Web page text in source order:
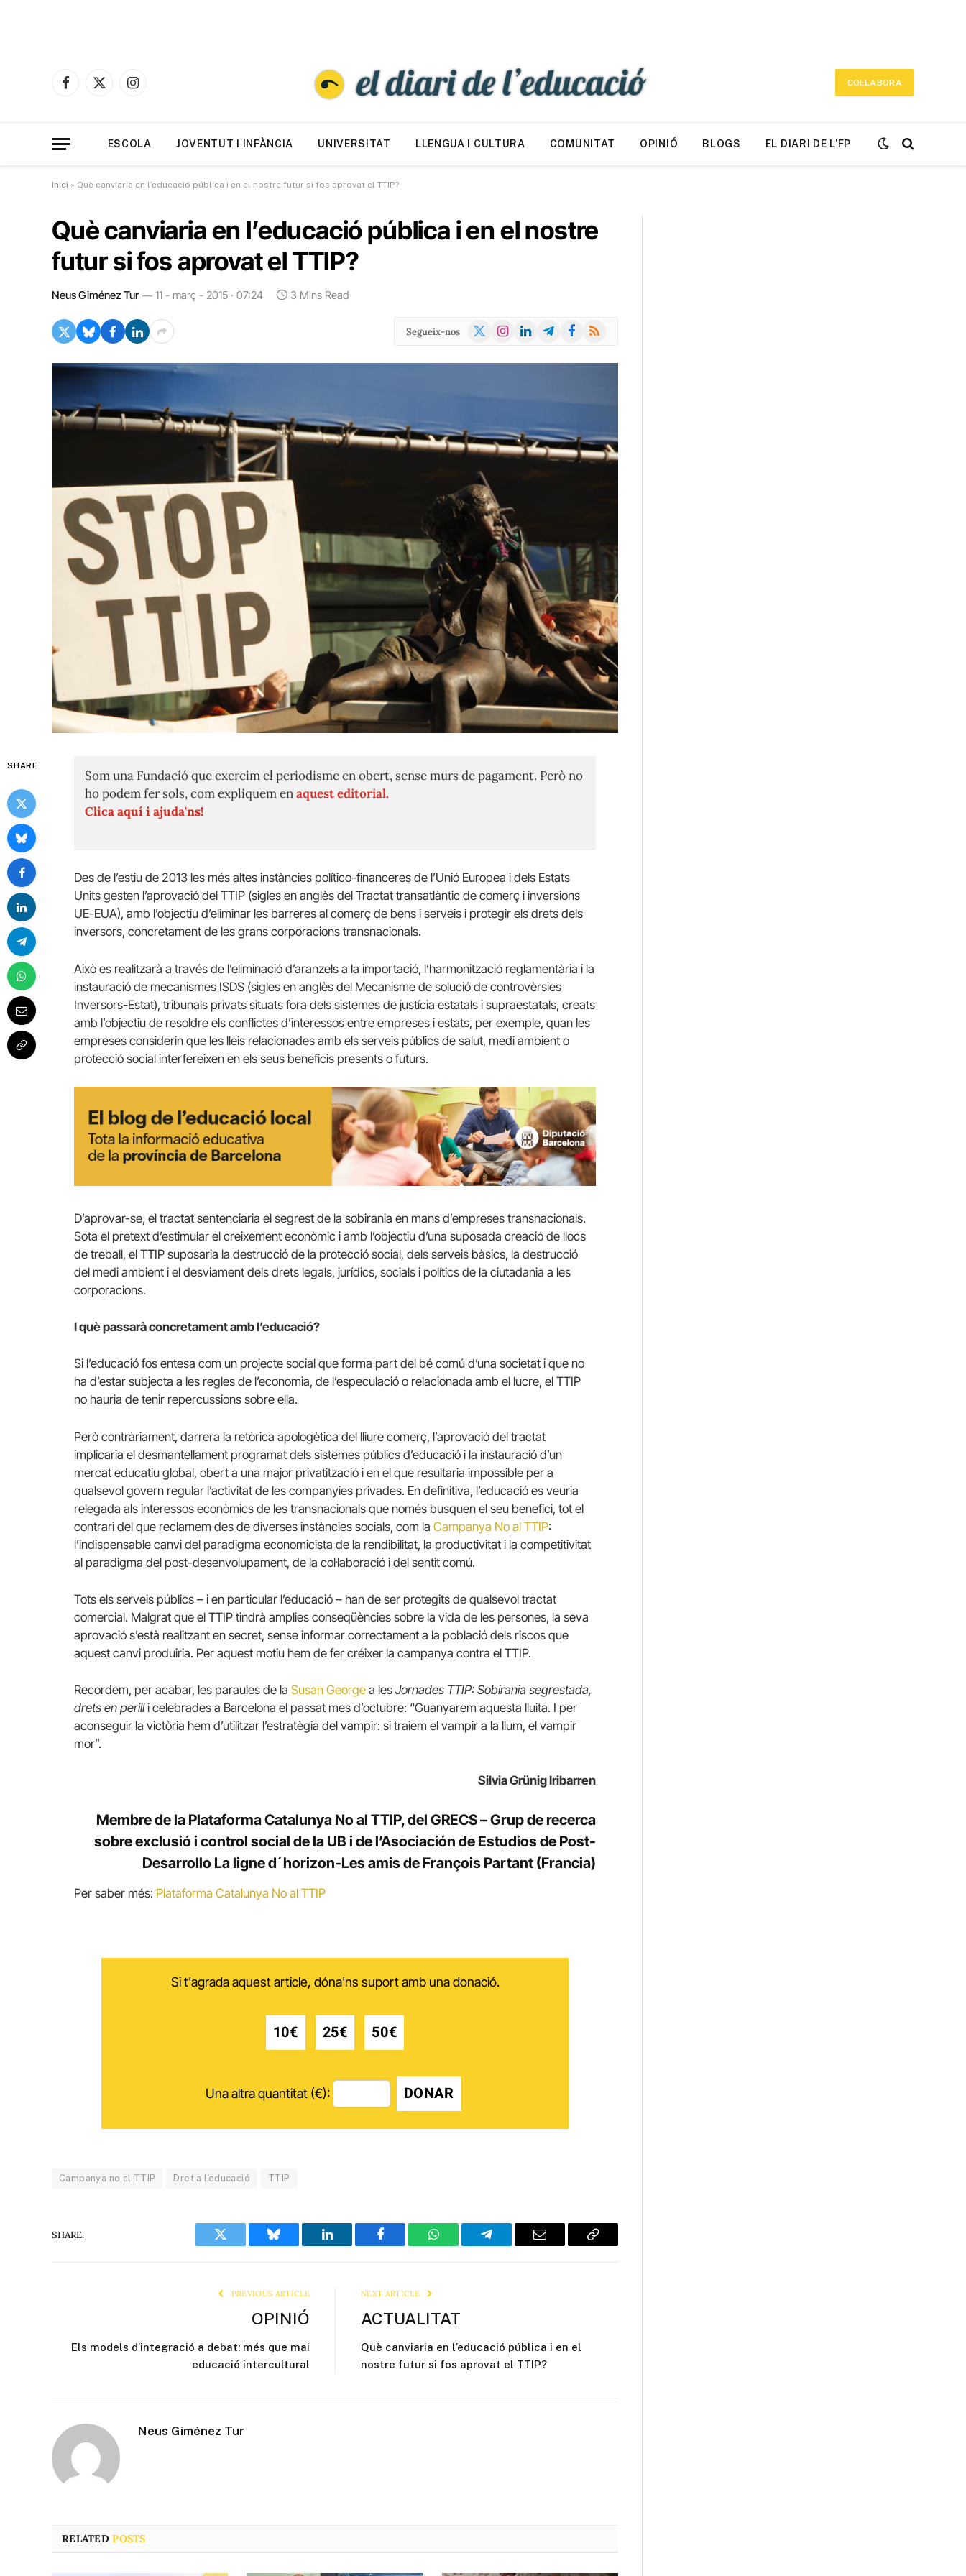
Facebook
X
Instagram
COL·LABORA
ESCOLA JOVENTUT I INFÀNCIA UNIVERSITAT LLENGUA I CULTURA COMUNITAT OPINIÓ BLOGS EL DIARI DE L’FP
Inici » Què canviaria en l’educació pública i en el nostre futur si fos aprovat el TTIP?
Què canviaria en l’educació pública i en el nostre
futur si fos aprovat el TTIP?
Neus Giménez Tur 11 - març - 2015 · 07:24 3 Mins Read
Segueix-nos
X
Instagram
LinkedInTelegramFacebook
RSS
SHARE
Som una Fundació que exercim el periodisme en obert, sense murs de pagament. Però no
ho podem fer sols, com expliquem enaquest editorial.
Clica aquí i ajuda'ns!
Des de l’estiu de 2013 les més altes instàncies político-financeres de l’Unió Europea i dels Estats
Units gesten l’aprovació del TTIP (sigles en anglès del Tractat transatlàntic de comerç i inversions
UE-EUA), amb l’objectiu d’eliminar les barreres al comerç de bens i serveis i protegir els drets dels
inversors, concretament de les grans corporacions transnacionals.
Això es realitzarà a través de l’eliminació d’aranzels a la importació, l’harmonització reglamentària i la
instauració de mecanismes ISDS (sigles en anglès del Mecanisme de solució de controvèrsies
Inversors-Estat), tribunals privats situats fora dels sistemes de justícia estatals i supraestatals, creats
amb l’objectiu de resoldre els conflictes d’interessos entre empreses i estats, per exemple, quan les
empreses considerin que les lleis relacionades amb els serveis públics de salut, medi ambient o
protecció social interfereixen en els seus beneficis presents o futurs.
D’aprovar-se, el tractat sentenciaria el segrest de la sobirania en mans d’empreses transnacionals.
Sota el pretext d’estimular el creixement econòmic i amb l’objectiu d’una suposada creació de llocs
de treball, el TTIP suposaria la destrucció de la protecció social, dels serveis bàsics, la destrucció
del medi ambient i el desviament dels drets legals, jurídics, socials i polítics de la ciutadania a les
corporacions.
I què passarà concretament amb l’educació?
Si l’educació fos entesa com un projecte social que forma part del bé comú d’una societat i que no
ha d’estar subjecta a les regles de l’economia, de l’especulació o relacionada amb el lucre, el TTIP
no hauria de tenir repercussions sobre ella.
Però contràriament, darrera la retòrica apologètica del lliure comerç, l’aprovació del tractat
implicaria el desmantellament programat dels sistemes públics d’educació i la instauració d’un
mercat educatiu global, obert a una major privatització i en el que resultaria impossible per a
qualsevol govern regular l’activitat de les companyies privades. En definitiva, l’educació es veuria
relegada als interessos econòmics de les transnacionals que només busquen el seu benefici, tot el
contrari del que reclamem des de diverses instàncies socials, com la Campanya No al TTIP:
l’indispensable canvi del paradigma economicista de la rendibilitat, la productivitat i la competitivitat
al paradigma del post-desenvolupament, de la col·laboració i del sentit comú.
Tots els serveis públics – i en particular l’educació – han de ser protegits de qualsevol tractat
comercial. Malgrat que el TTIP tindrà amplies conseqüències sobre la vida de les persones, la seva
aprovació s’està realitzant en secret, sense informar correctament a la població dels riscos que
aquest canvi produiria. Per aquest motiu hem de fer créixer la campanya contra el TTIP.
Recordem, per acabar, les paraules de la Susan George a les Jornades TTIP: Sobirania segrestada,
drets en perilli celebrades a Barcelona el passat mes d’octubre: “Guanyarem aquesta lluita. I per
aconseguir la victòria hem d’utilitzar l’estratègia del vampir: si traiem el vampir a la llum, el vampir
mor”.
Silvia Grünig Iribarren
Membre de la Plataforma Catalunya No al TTIP, del GRECS – Grup de recerca
sobre exclusió i control social de la UB i de l’Asociación de Estudios de Post-
Desarrollo La ligne d´horizon-Les amis de François Partant (Francia)
Per saber més: Plataforma Catalunya No al TTIP
Si t'agrada aquest article, dóna'ns suport amb una donació.
10€ 25€ 50€
Una altra quantitat (€): DONAR
Campanya no al TTIP Dret a l'educació TTIP
SHARE.
Twitter Bluesky LinkedIn Facebook WhatsAppTelegram Email
Copy
PREVIOUS ARTICLE
OPINIÓ
Els models d’integració a debat: més que mai
educació intercultural
NEXT ARTICLE
ACTUALITAT
Què canviaria en l’educació pública i en el
nostre futur si fos aprovat el TTIP?
Neus Giménez Tur
RELATEDPOSTS